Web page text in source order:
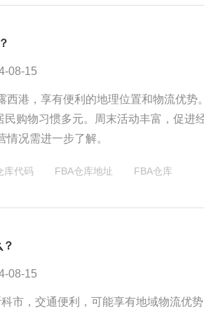
08-15
港，享有便利的地理位置和物流优势。
购物习惯多元。周末活动丰富，促进
况需进一步了解。
库代码 FBA仓库地址 FBA仓库
08-15
市，交通便利，可能享有地域物流优势